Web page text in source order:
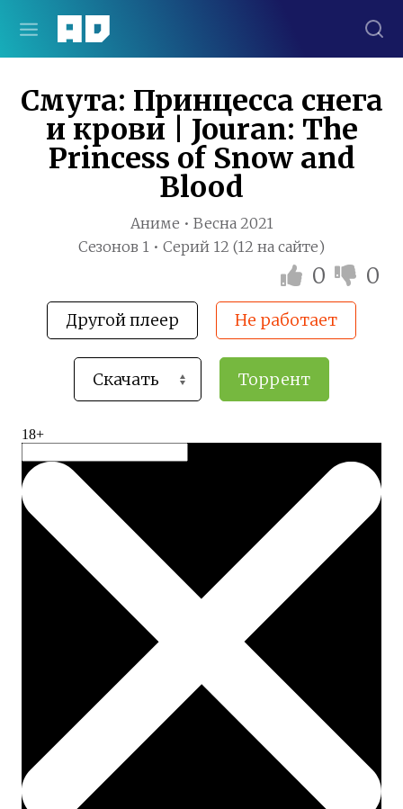
Смута: Принцесса снега
и крови | Jouran: The
Princess of Snow and
Blood
Аниме • Весна 2021
Сезонов 1 • Серий 12 (12 на сайте)
0 0
Другой плеер Не работает
Торрент